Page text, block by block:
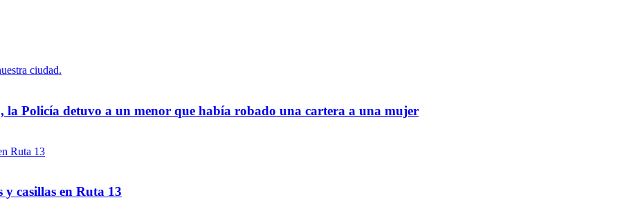
Policía detuvo a un menor que había robado una cartera a una mujer
casillas en Ruta 13